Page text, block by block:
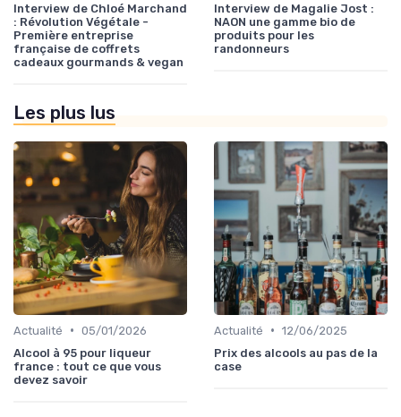
Interview de Chloé Marchand
: Révolution Végétale -
Première entreprise
française de coffrets
cadeaux gourmands & vegan
Interview de Magalie Jost :
NAON une gamme bio de
produits pour les
randonneurs
Les plus lus
Actualité • 05/01/2026
Alcool à 95 pour liqueur
france : tout ce que vous
devez savoir
Actualité • 12/06/2025
Prix des alcools au pas de la
case